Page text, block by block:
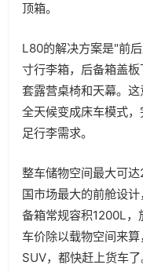
顶箱。
L80的解决方案是"前
寸行李箱，后备箱盖
套露营桌椅和天幕。
全天候变成床车模式
足行李需求。
整车储物空间最大可
国市场最大的前舱设
备箱常规容积1200L
车价除以载物空间来
SUV，都快赶上货车了